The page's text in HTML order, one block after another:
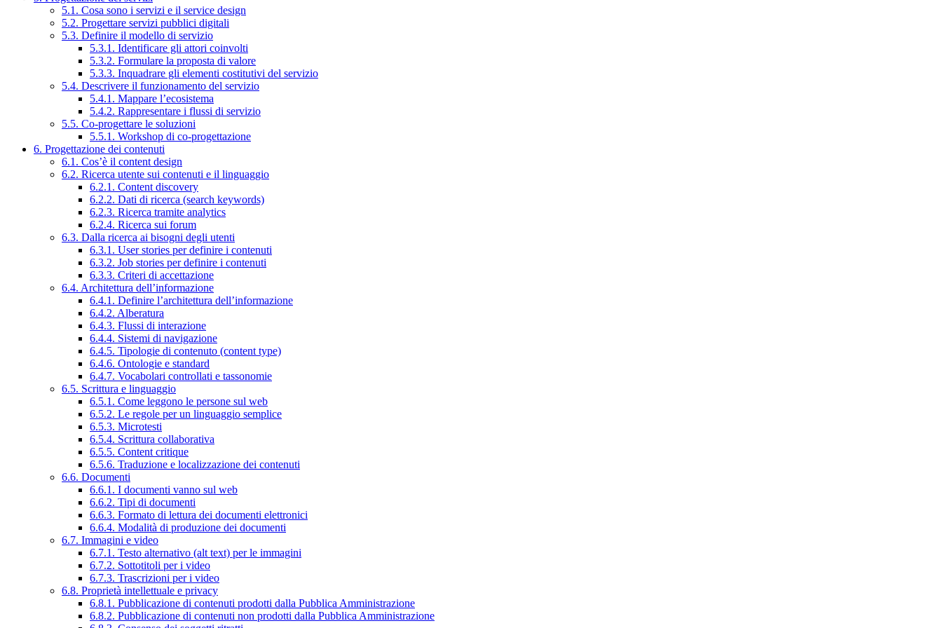
5.1. Cosa sono i servizi e il service design
5.2. Progettare servizi pubblici digitali
5.3. Definire il modello di servizio
5.3.1. Identificare gli attori coinvolti
5.3.2. Formulare la proposta di valore
5.3.3. Inquadrare gli elementi costitutivi del servizio
5.4. Descrivere il funzionamento del servizio
5.4.1. Mappare l’ecosistema
5.4.2. Rappresentare i flussi di servizio
5.5. Co-progettare le soluzioni
5.5.1. Workshop di co-progettazione
6. Progettazione dei contenuti
6.1. Cos’è il content design
6.2. Ricerca utente sui contenuti e il linguaggio
6.2.1. Content discovery
6.2.2. Dati di ricerca (search keywords)
6.2.3. Ricerca tramite analytics
6.2.4. Ricerca sui forum
6.3. Dalla ricerca ai bisogni degli utenti
6.3.1. User stories per definire i contenuti
6.3.2. Job stories per definire i contenuti
6.3.3. Criteri di accettazione
6.4. Architettura dell’informazione
6.4.1. Definire l’architettura dell’informazione
6.4.2. Alberatura
6.4.3. Flussi di interazione
6.4.4. Sistemi di navigazione
6.4.5. Tipologie di contenuto (content type)
6.4.6. Ontologie e standard
6.4.7. Vocabolari controllati e tassonomie
6.5. Scrittura e linguaggio
6.5.1. Come leggono le persone sul web
6.5.2. Le regole per un linguaggio semplice
6.5.3. Microtesti
6.5.4. Scrittura collaborativa
6.5.5. Content critique
6.5.6. Traduzione e localizzazione dei contenuti
6.6. Documenti
6.6.1. I documenti vanno sul web
6.6.2. Tipi di documenti
6.6.3. Formato di lettura dei documenti elettronici
6.6.4. Modalità di produzione dei documenti
6.7. Immagini e video
6.7.1. Testo alternativo (alt text) per le immagini
6.7.2. Sottotitoli per i video
6.7.3. Trascrizioni per i video
6.8. Proprietà intellettuale e privacy
6.8.1. Pubblicazione di contenuti prodotti dalla Pubblica Amministrazione
6.8.2. Pubblicazione di contenuti non prodotti dalla Pubblica Amministrazione